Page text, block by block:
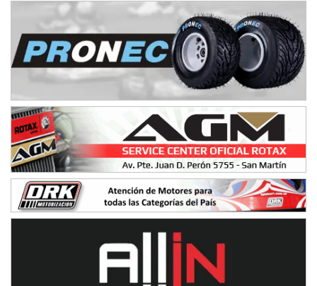
Humboldt (Santa Fe)
NORESTE SANTAFESINO - F6
Ciudad de Avellaneda (Asfalto)
Avellaneda (Santa Fe)
José Samuel Sánchez (Tierra)
Rufino (Santa Fe)
TUCUMANO - F5
Juan Navarro (Asfalto)
El Timbó (Tucumán)